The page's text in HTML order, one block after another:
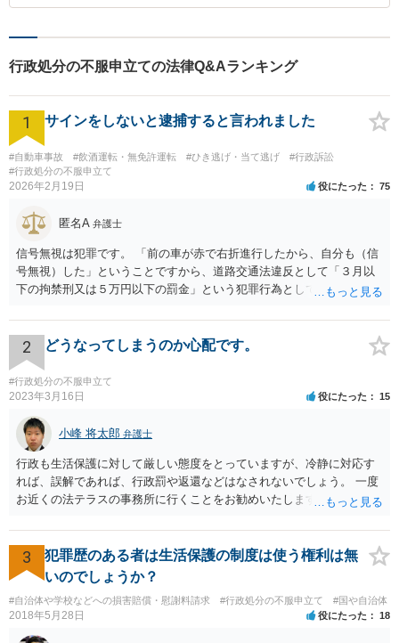
行政処分の不服申立ての法律Q&Aランキング
1 サインをしないと逮捕すると言われました
#自動車事故 #飲酒運転・無免許運転 #ひき逃げ・当て逃げ
#行政訴訟
#行政処分の不服申立て
2026年2月19日 役にたった 75
匿名A 弁護士
信号無視は犯罪です。 「前の車が赤で右折進行したから、自分も（信
号無視）した」ということですから、道路交通法違反として「３月以
下の拘禁刑又は５万円以下の罰金」という犯罪行為として処罰される
ようとしまいと現行犯逮捕できるわけです。 そこを、「サインをしな
いと逮捕する」というのは、「現行犯逮捕して刑事処分（罰金でも前
科になる）にできるが、認めてサインすれば反則処理（何千円程度の
反則金があっても前科にならない）ですませてあげる」という意味で
す。 あなたはこの警察官を非難するのではなく、感謝すべきというこ
とです。 警察官の「こんな事を言うのだったら免許証返した方がい
い」との発言ですが、実際「前の車が赤で右折進行したから、自分も
（信号無視）した」というあなたと同じ考えの人が運転をしている公
道は、きちんと交通ルールを守っている人や歩行者らにとってとても
危険なものであり怖いので、そのような人には是非とも運転免許を返
納してほしいと思うのが社会の大勢です。 実際「交通違反を繰り返せ
しろ今回を苦い薬（良い教訓）として反省し、次回から「前の車は赤
で右折進行したけど、自分は右折進行を思いとどまった」と交通ルー
2 どうなってしまうのか心配です。
#行政処分の不服申立て
2023年3月16日 役にたった 15
小峰 将太郎 弁護士
行政も生活保護に対して厳しい態度をとっていますが、冷静に対応す
れば、誤解であれば、行政罰や返還などはなされないでしょう。 一度
お近くの法テラスの事務所に行くことをお勧めいたします。
3
犯罪歴のある者は生活保護の制度は使う権利は無
いのでしょうか？
#自治体や学校などへの損害賠償・慰謝料請求 #行政処分の不服申立て #国や自治体
2018年5月28日 役にたった 18